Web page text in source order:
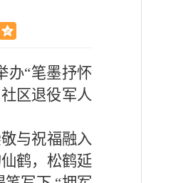
办“笔墨抒怀
社区退役军人
与祝福融入
鹤，松鹤延